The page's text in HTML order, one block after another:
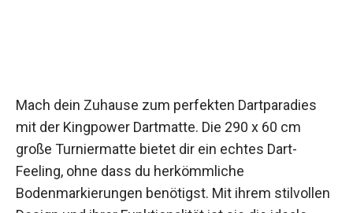
mit der Kingpower Dartmatte. Die 290 x 60 cm
große Turniermatte bietet dir ein echtes Dart-
Feeling, ohne dass du herkömmliche
Bodenmarkierungen benötigst. Mit ihrem
stilvollen Design und ihrer Funktionalität ist sie